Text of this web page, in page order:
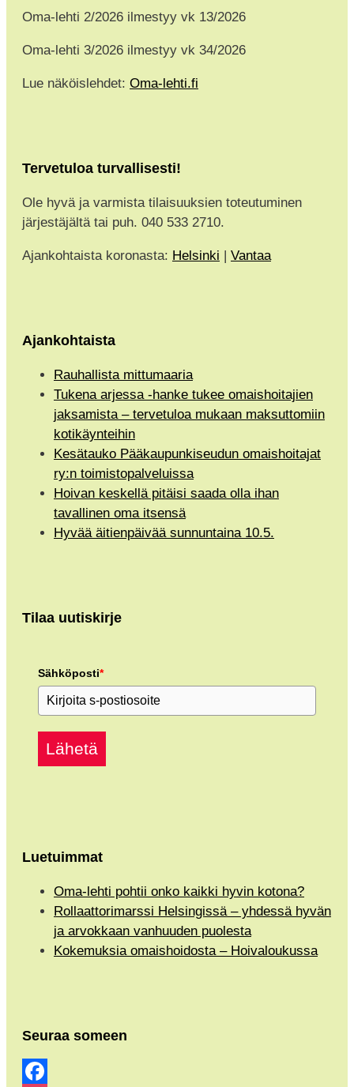
Oma-lehti 2/2026 ilmestyy vk 13/2026
Oma-lehti 3/2026 ilmestyy vk 34/2026
Lue näköislehdet: Oma-lehti.fi
Tervetuloa turvallisesti!
Ole hyvä ja varmista tilaisuuksien toteutuminen
järjestäjältä tai puh. 040 533 2710.
Ajankohtaista koronasta: Helsinki Vantaa
Ajankohtaista
Rauhallista mittumaaria
Tukena arjessa -hanke tukee omaishoitajien
jaksamista – tervetuloa mukaan maksuttomiin
kotikäynteihin
Kesätauko Pääkaupunkiseudun omaishoitajat
ry:n toimistopalveluissa
Hoivan keskellä pitäisi saada olla ihan
tavallinen oma itsensä
Hyvää äitienpäivää sunnuntaina 10.5.
Tilaa uutiskirje
Sähköposti*
Lähetä
Luetuimmat
Oma-lehti pohtii onko kaikki hyvin kotona?
Rollaattorimarssi Helsingissä – yhdessä hyvän
ja arvokkaan vanhuuden puolesta
Kokemuksia omaishoidosta – Hoivaloukussa
Seuraa someen